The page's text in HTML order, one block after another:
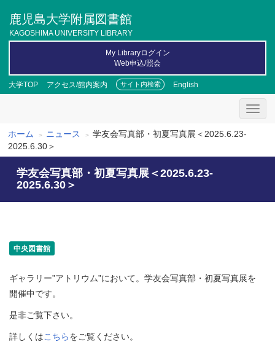
ツ
鹿児島大学附属図書館
KAGOSHIMA UNIVERSITY LIBRARY
大学TOP アクセス/館内案内 サイト内検索 English
My Libraryログイン
Web申込/照会
パ
ン
く
ず
ホーム ニュース
学友会写真部・初夏写真展＜2025.6.23-
2025.6.30＞
学友会写真部・初夏写真展＜2025.6.23-
2025.6.30＞
中央図書館
ギャラリー”アトリウム”において。学友会写真部・初夏写真展を
開催中です。
是非ご覧下さい。
詳しくはこちらをご覧ください。